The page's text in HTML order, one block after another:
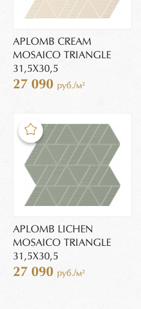
APLOMB CREAM
MOSAICO TRIANGLE
31,5X30,5
27 090 руб./м²
APLOMB LICHEN
MOSAICO TRIANGLE
31,5X30,5
27 090 руб./м²